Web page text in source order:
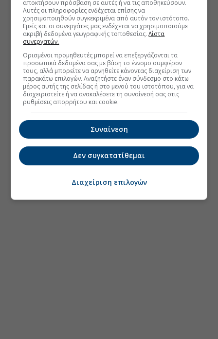
αποκτήσουν πρόσβαση σε αυτές ή να τις αποθηκεύσουν.
Αυτές οι πληροφορίες ενδέχεται επίσης να
χρησιμοποιηθούν συγκεκριμένα από αυτόν τον ιστότοπο.
Εμείς και οι συνεργάτες μας ενδέχεται να χρησιμοποιούμε
ακριβή δεδομένα γεωγραφικής τοποθεσίας.Λίστα
συνεργατών.
Ορισμένοι προμηθευτές μπορεί να επεξεργάζονται τα
προσωπικά δεδομένα σας με βάση το έννομο συμφέρον
τους, αλλά μπορείτε να αρνηθείτε κάνοντας διαχείριση των
παρακάτω επιλογών. Αναζητήστε έναν σύνδεσμο στο κάτω
μέρος αυτής της σελίδας ή στο μενού του ιστοτόπου, για να
διαχειριστείτε ή να ανακαλέσετε τη συναίνεσή σας στις
ρυθμίσεις απορρήτου και cookie.
Συναίνεση
Δεν συγκατατίθεμαι
Διαχείριση επιλογών